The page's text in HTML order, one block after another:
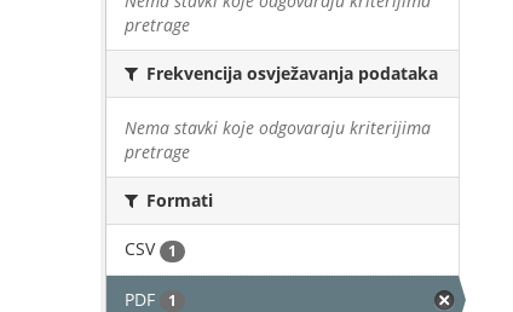
pretrage
Frekvencija osvježavanja podataka
Nema stavki koje odgovaraju kriterijima
pretrage
Formati
CSV 1
PDF 1